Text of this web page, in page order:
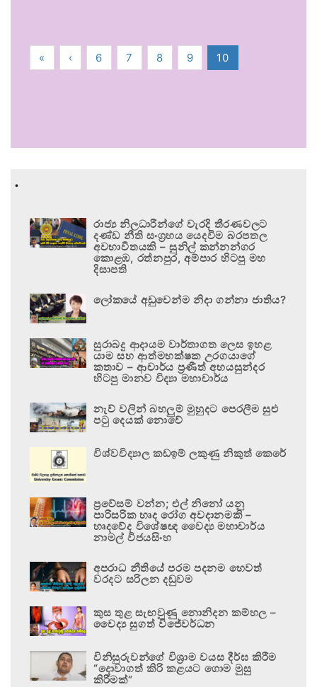
« ‹ 6 7 8 9 10
.
රාජ්‍ය නිලධාරීන්ගේ වැරදි තීරණවලට
දණ්ඩ නීති සංග්‍රහය යෙදවීම බරපතල
අවභාවිතයකි – සුනිල් කන්නන්ගර
කොළඹ, රත්නපුර, අම්පාර හිටපු මහ
දිසාපති
ලෝකයේ අඩුවෙන්ම නිදා ගන්නා ජාතිය?
සුරාබදු ආදායම වාර්තාගත ලෙස ඉහළ
යාම සහ ආත්මභක්ෂක උරගයාගේ
කතාව – ආචාර්ය ප්‍රණීත් අභයසුන්දර
හිටපු මානව විද්‍යා මහාචාර්ය
නැව් වලින් බහලුම් මුහුදට පෙරලීම සුළු
පටු දෙයක් නොවේ
විශ්වවිද්‍යාල කඩඉම් ලකුණු නිකුත් කෙරේ
ප්‍රවේසම් වන්න; එල් නිනෝ යනු
පාරිසරික හෘද රෝග අවදානමකි –
හෘදවේද විශේෂඥ වෛද්‍ය මහාචාර්ය
නාමල් විජයසිංහ
අපරාධ නීතියේ පරම පදනම හෙවත්
වරදට සරිලන දඬුවම
කුස තුළ සැඟවුණු නොනිදන කම්හල –
වෛද්‍ය සුගත් විජේවර්ධන
විනිසුරුවන්ගේ විශ්‍රාම වයස දීර්ඝ කිරීම
“දොවාගත් කිරි කළයට ගොම මුසු
කිරීමක්”